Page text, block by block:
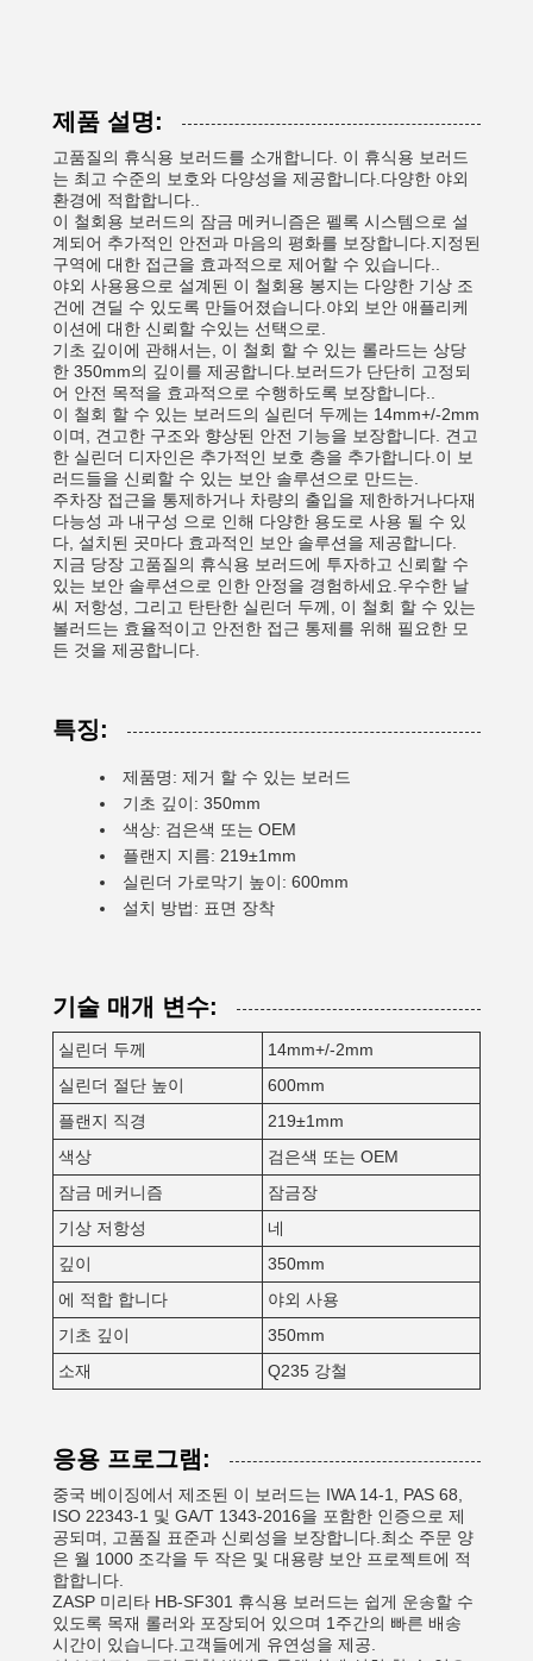
제품 설명:
고품질의 휴식용 보러드를 소개합니다. 이 휴식용 보러드
는 최고 수준의 보호와 다양성을 제공합니다.다양한 야외
환경에 적합합니다..
이 철회용 보러드의 잠금 메커니즘은 펠록 시스템으로 설
계되어 추가적인 안전과 마음의 평화를 보장합니다.지정된
구역에 대한 접근을 효과적으로 제어할 수 있습니다..
야외 사용용으로 설계된 이 철회용 봉지는 다양한 기상 조
건에 견딜 수 있도록 만들어졌습니다.야외 보안 애플리케
이션에 대한 신뢰할 수있는 선택으로.
기초 깊이에 관해서는, 이 철회 할 수 있는 롤라드는 상당
한 350mm의 깊이를 제공합니다.보러드가 단단히 고정되
어 안전 목적을 효과적으로 수행하도록 보장합니다..
이 철회 할 수 있는 보러드의 실린더 두께는 14mm+/-2mm
이며, 견고한 구조와 향상된 안전 기능을 보장합니다. 견고
한 실린더 디자인은 추가적인 보호 층을 추가합니다.이 보
러드들을 신뢰할 수 있는 보안 솔루션으로 만드는.
주차장 접근을 통제하거나 차량의 출입을 제한하거나다재
다능성 과 내구성 으로 인해 다양한 용도로 사용 될 수 있
다, 설치된 곳마다 효과적인 보안 솔루션을 제공합니다.
지금 당장 고품질의 휴식용 보러드에 투자하고 신뢰할 수
있는 보안 솔루션으로 인한 안정을 경험하세요.우수한 날
씨 저항성, 그리고 탄탄한 실린더 두께, 이 철회 할 수 있는
볼러드는 효율적이고 안전한 접근 통제를 위해 필요한 모
든 것을 제공합니다.
특징:
제품명: 제거 할 수 있는 보러드
기초 깊이: 350mm
색상: 검은색 또는 OEM
플랜지 지름: 219±1mm
실린더 가로막기 높이: 600mm
설치 방법: 표면 장착
기술 매개 변수:
실린더 두께
14mm+/-2mm
실린더 절단 높이
600mm
플랜지 직경
219±1mm
색상
검은색 또는 OEM
잠금 메커니즘
잠금장
기상 저항성
네
깊이
350mm
에 적합 합니다
야외 사용
기초 깊이
350mm
소재
Q235 강철
응용 프로그램:
중국 베이징에서 제조된 이 보러드는 IWA 14-1, PAS 68,
ISO 22343-1 및 GA/T 1343-2016을 포함한 인증으로 제
공되며, 고품질 표준과 신뢰성을 보장합니다.최소 주문 양
은 월 1000 조각을 두 작은 및 대용량 보안 프로젝트에 적
합합니다.
ZASP 미리타 HB-SF301 휴식용 보러드는 쉽게 운송할 수
있도록 목재 롤러와 포장되어 있으며 1주간의 빠른 배송
시간이 있습니다.고객들에게 유연성을 제공.